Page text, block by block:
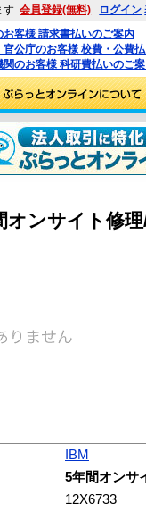
す 会員登録(無料) ログイン
お客様 請求書払いのご案内
官公庁のお客様 校費・公費
関のお客様 科研費払いのご
オンサイト修
IBM
5年間オンサ
12X6733